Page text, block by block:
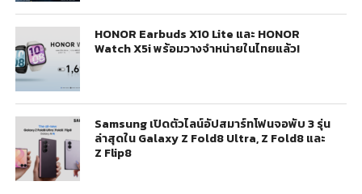
HONOR Earbuds X10 Lite และ HONOR
Watch X5i พร้อมวางจำหน่ายในไทยแล้ว!
Samsung เปิดตัวไลน์อัปสมาร์ทโฟนจอพับ 3 รุ่น
ล่าสุดใน Galaxy Z Fold8 Ultra, Z Fold8 และ
Z Flip8